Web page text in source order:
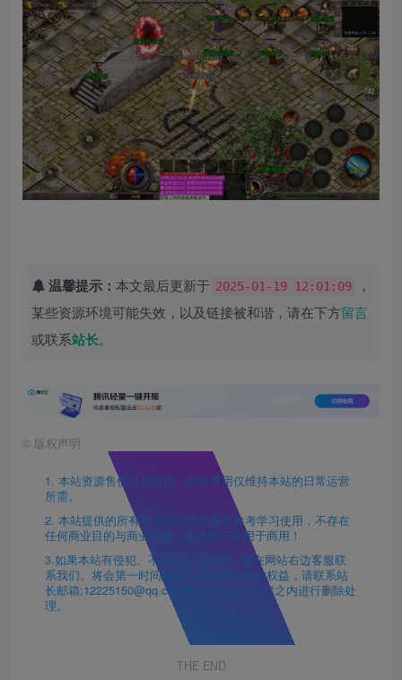
温馨提示： 本文最后更新于 2025-01-19 12:01:09
，
某些资源环境可能失效，以及链接被和谐，请在下方留言
或联系站长。
© 版权声明
1. 本站资源售价只是赞助，收取费用仅维持本站的日常运营
所需。
2. 本站提供的所有资源仅供本地单机参考学习使用，不存在
任何商业目的与商业用途，请大家不要用于商用！
3.如果本站有侵犯、不妥之处的资源，请在网站右边客服联
系我们。将会第一时间解决！若侵犯到您的权益，请联系站
长邮箱:12225150@qq.com 我们会在24h小时之内进行删除处
理。
THE END